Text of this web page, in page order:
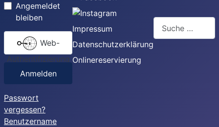
Angemeldet
bleiben
Authentifizierung
Anmelden
Passwort
vergessen?
Benutzername
Impressum
Datenschutzerklärung
Onlinereservierung